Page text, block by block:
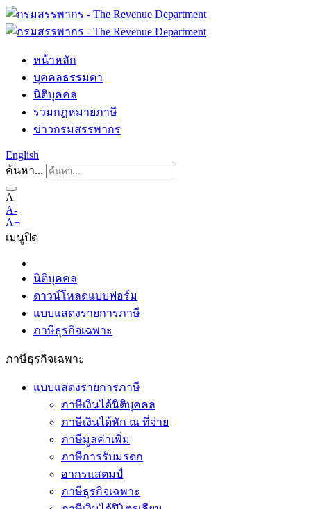
หน้าหลัก
บุคคลธรรมดา
นิติบุคคล
รวมกฎหมายภาษี
ข่าวกรมสรรพากร
English
ค้นหา...
A
A-
A+
เมนูปิด
นิติบุคคล
ดาวน์โหลดแบบฟอร์ม
แบบแสดงรายการภาษี
ภาษีธุรกิจเฉพาะ
ภาษีธุรกิจเฉพาะ
แบบแสดงรายการภาษี
ภาษีเงินได้นิติบุคคล
ภาษีเงินได้หัก ณ ที่จ่าย
ภาษีมูลค่าเพิ่ม
ภาษีการรับมรดก
อากรแสตมป์
ภาษีธุรกิจเฉพาะ